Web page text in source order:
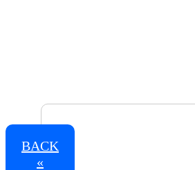
BACK
«